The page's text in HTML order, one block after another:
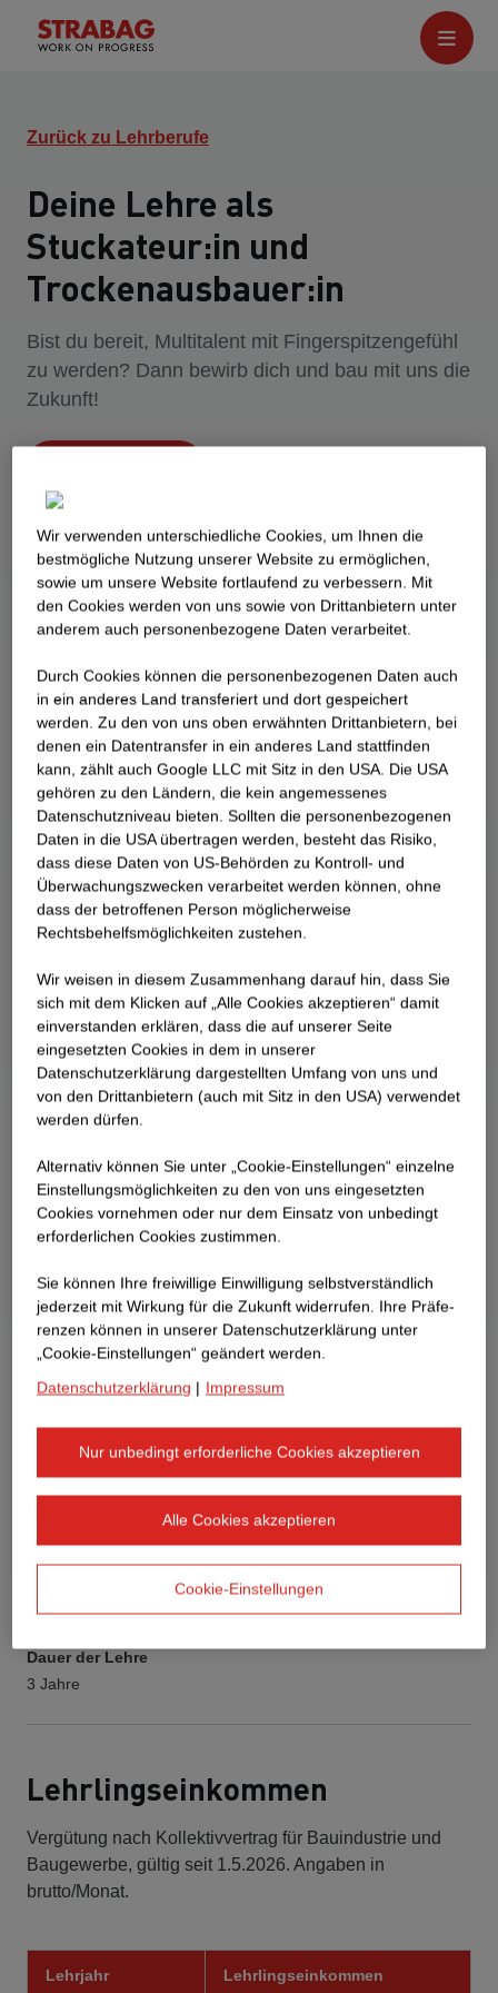
Zurück zu Lehrberufe
Deine Lehre als
Stuckateur:in und
Trockenausbauer:in
Bist du bereit, Multitalent mit Fingerspitzengefühl
zu werden? Dann bewirb dich und bau mit uns die
Zukunft!
Dauer der Lehre
3 Jahre
Lehrlingseinkommen
Vergütung nach Kollektivvertrag für Bauindustrie und
Baugewerbe, gültig seit 1.5.2026. Angaben in
brutto/Monat.
Lehrjahr Lehrlingseinkommen
Wir verwenden unterschiedliche Cookies, um Ihnen die
best­mögliche Nutzung unserer Website zu ermöglichen,
sowie um unsere Website fortlaufend zu verbessern. Mit
den Cookies werden von uns sowie von Drittanbietern unter
anderem auch personenbezogene Daten verarbeitet.
Durch Cookies können die personenbezogenen Daten auch
in ein anderes Land transferiert und dort gespeichert
werden. Zu den von uns oben erwähnten Drittanbietern, bei
denen ein Datentransfer in ein anderes Land stattfinden
kann, zählt auch Google LLC mit Sitz in den USA. Die USA
gehören zu den Ländern, die kein angemessenes
Datenschutzniveau bieten. Sollten die personenbezogenen
Daten in die USA übertragen werden, besteht das Risiko,
dass diese Daten von US-Behörden zu Kontroll- und
Überwachungszwecken verarbeitet werden können, ohne
dass der betroffenen Person möglicherweise
Rechtsbehelfsmöglichkeiten zustehen.
Wir weisen in diesem Zusammenhang darauf hin, dass Sie
sich mit dem Klicken auf „Alle Cookies akzeptieren“ damit
ein­ver­standen erklären, dass die auf unserer Seite
eingesetzten Cookies in dem in unserer
Datenschutzerklärung dargestellten Umfang von uns und
von den Drittanbietern (auch mit Sitz in den USA) verwendet
werden dürfen.
Alternativ können Sie unter „Cookie-Einstellungen“ einzelne
Einstellungsmöglichkeiten zu den von uns eingesetzten
Cookies vornehmen oder nur dem Einsatz von unbedingt
erforderlichen Cookies zustimmen.
Sie können Ihre freiwillige Einwilligung selbstverständlich
jederzeit mit Wirkung für die Zukunft widerrufen. Ihre Prä­fe­
renzen können in unserer Datenschutzerklärung unter
„Cookie-Einstellungen“ geändert werden.
Datenschutzerklärung | Impressum
Nur unbedingt erforderliche Cookies akzeptieren
Alle Cookies akzeptieren
Cookie-Einstellungen